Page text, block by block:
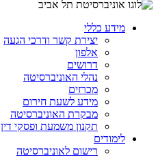
מידע כללי
יצירת קשר ודרכי הגעה
אלפון
דרושים
נהלי האוניברסיטה
מכרזים
מידע לשעת חירום
מבקרת האוניברסיטה
תקנון משמעת ופסקי דין
לימודים
רישום לאוניברסיטה